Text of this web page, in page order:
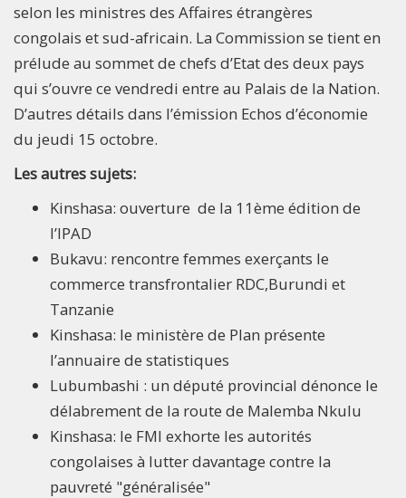
selon les ministres des Affaires étrangères
congolais et sud-africain. La Commission se tient en
prélude au sommet de chefs d’Etat des deux pays
qui s’ouvre ce vendredi entre au Palais de la Nation.
D’autres détails dans l’émission Echos d’économie
du jeudi 15 octobre.
Les autres sujets:
Kinshasa: ouverture de la 11ème édition de
l’IPAD
Bukavu: rencontre femmes exerçants le
commerce transfrontalier RDC,Burundi et
Tanzanie
Kinshasa: le ministère de Plan présente
l’annuaire de statistiques
Lubumbashi : un député provincial dénonce le
délabrement de la route de Malemba Nkulu
Kinshasa: le FMI exhorte les autorités
congolaises à lutter davantage contre la
pauvreté "généralisée"